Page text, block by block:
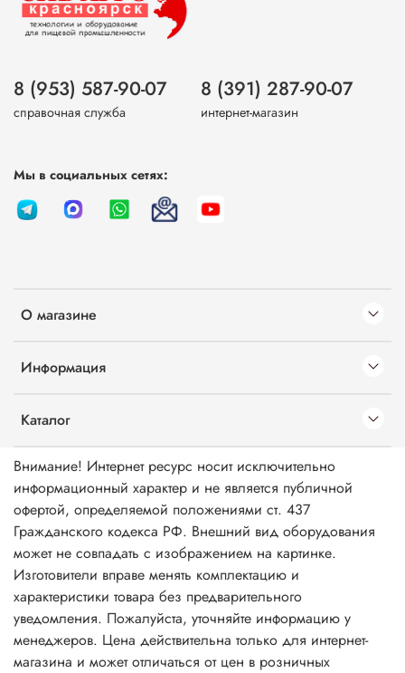
О магазине
Информация
Каталог
8 (953) 587-90-07
справочная служба
8 (391) 287-90-07
интернет-магазин
Мы в социальных сетях:
Внимание! Интернет ресурс носит исключительно
информационный характер и не является публичной
офертой, определяемой положениями ст. 437
Гражданского кодекса РФ. Внешний вид оборудования
может не совпадать с изображением на картинке.
Изготовители вправе менять комплектацию и
характеристики товара без предварительного
уведомления. Пожалуйста, уточняйте информацию у
менеджеров. Цена действительна только для интернет-
магазина и может отличаться от цен в розничных